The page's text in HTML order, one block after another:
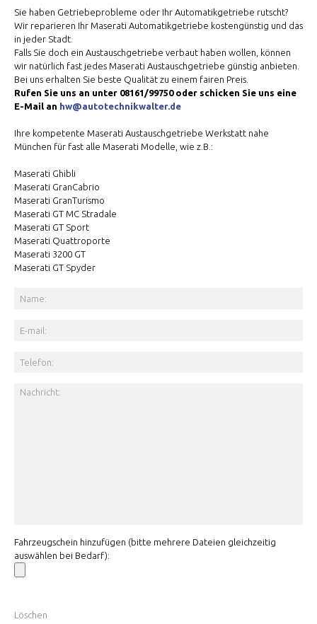
Sie haben Getriebeprobleme oder Ihr Automatikgetriebe rutscht?
Wir reparieren Ihr Maserati Automatikgetriebe kostengünstig und das
in jeder Stadt.
Falls Sie doch ein Austauschgetriebe verbaut haben wollen, können
wir natürlich fast jedes Maserati Austauschgetriebe günstig anbieten.
Bei uns erhalten Sie beste Qualität zu einem fairen Preis.
Rufen Sie uns an unter 08161/99750 oder schicken Sie uns eine
E-Mail an hw@autotechnikwalter.de
Ihre kompetente Maserati Austauschgetriebe Werkstatt nahe
München für fast alle Maserati Modelle, wie z.B.:
Maserati Ghibli
Maserati GranCabrio
Maserati GranTurismo
Maserati GT MC Stradale
Maserati GT Sport
Maserati Quattroporte
Maserati 3200 GT
Maserati GT Spyder
Fahrzeugschein hinzufügen (bitte mehrere Dateien gleichzeitig
auswählen bei Bedarf):